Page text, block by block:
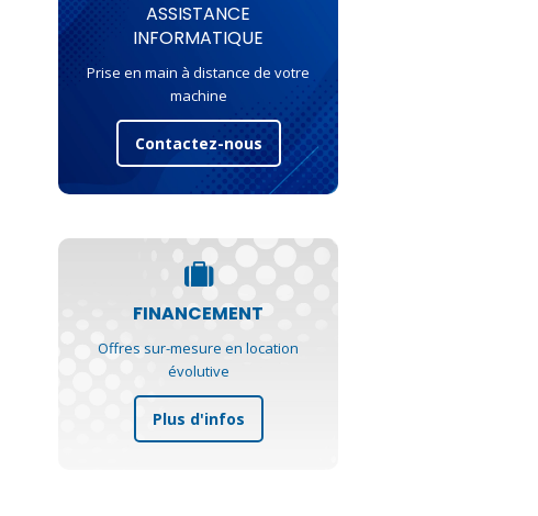
ASSISTANCE
INFORMATIQUE
Prise en main à distance de votre
machine
Contactez-nous
FINANCEMENT
Offres sur-mesure en location
évolutive
Plus d'infos